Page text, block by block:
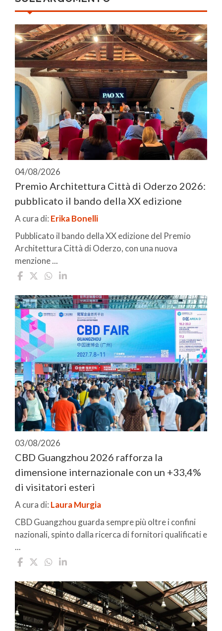
04/08/2026
Premio Architettura Città di Oderzo 2026:
pubblicato il bando della XX edizione
A cura di: Erika Bonelli
Pubblicato il bando della XX edizione del Premio
Architettura Città di Oderzo, con una nuova
menzione ...
03/08/2026
CBD Guangzhou 2026 rafforza la
dimensione internazionale con un +33,4%
di visitatori esteri
A cura di: Laura Murgia
CBD Guangzhou guarda sempre più oltre i confini
nazionali, spinto dalla ricerca di fornitori qualificati e
...